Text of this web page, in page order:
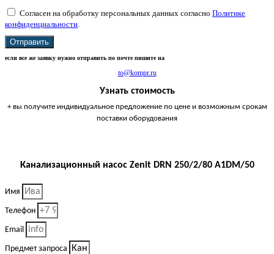
Согласен на обработку персональных данных согласно Политике
конфиденциальности
Отправить
если все же заявку нужно отправить по почте пишите на
to@kompr.ru
Узнать стоимость
+ вы получите индивидуальное предложение по цене и возможным срокам
поставки оборудования
Канализационный насос Zenit DRN 250/2/80 A1DM/50
Имя
Телефон
Email
Предмет запроса